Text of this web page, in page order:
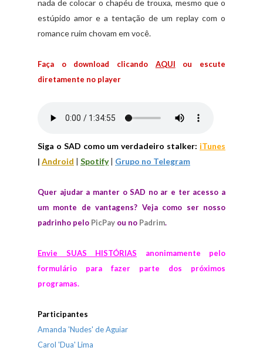
nada de colocar o chapéu de trouxa, mesmo que o
estúpido amor e a tentação de um replay com o
romance ruim chovam em você.
Faça o download clicando AQUI ou escute
diretamente no player
Siga o SAD como um verdadeiro stalker: iTunes
| Android | Spotify| Grupo no Telegram
Quer ajudar a manter o SAD no ar e ter acesso a
um monte de vantagens? Veja como ser nosso
padrinho pelo PicPay ou no Padrim.
Envie SUAS HISTÓRIAS anonimamente pelo
formulário para fazer parte dos próximos
programas.
Participantes
Amanda 'Nudes' de Aguiar
Carol 'Dua' Lima